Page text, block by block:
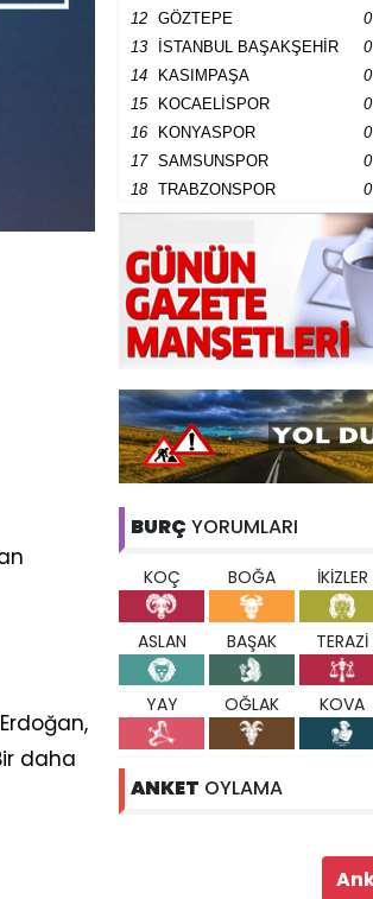
daha
12
GÖZTEPE 0
13
İSTANBUL BAŞAKŞEHİR 0
14
KASIMPAŞA 0
15
KOCAELİSPOR 0
16
KONYASPOR 0
17
SAMSUNSPOR 0
18
TRABZONSPOR 0
BURÇ YORUMLARI
KOÇ BOĞA İKİZLER
ASLAN BAŞAK TERAZİ
YAY OĞLAK KOVA
ANKET OYLAMA